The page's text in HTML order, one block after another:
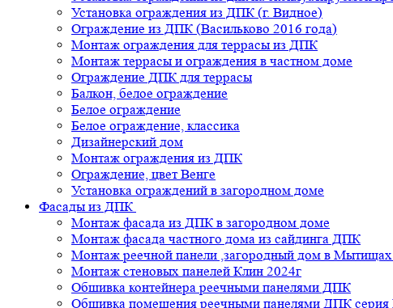
Установка ограждения из ДПК (г. Видное)
Ограждение из ДПК (Васильково 2016 года)
Монтаж ограждения для террасы из ДПК
Монтаж террасы и ограждения в частном доме
Ограждение ДПК для террасы
Балкон, белое ограждение
Белое ограждение
Белое ограждение, классика
Дизайнерский дом
Монтаж ограждения из ДПК
Ограждение, цвет Венге
Установка ограждений в загородном доме
Фасады из ДПК
Монтаж фасада из ДПК в загородном доме
Монтаж фасада частного дома из сайдинга ДПК
Монтаж реечной панели ,загородный дом в
Монтаж стеновых панелей Клин 2024г
Обшивка контейнера реечными панелями ДПК
Обшивка помещения реечными панелями ДПК серия